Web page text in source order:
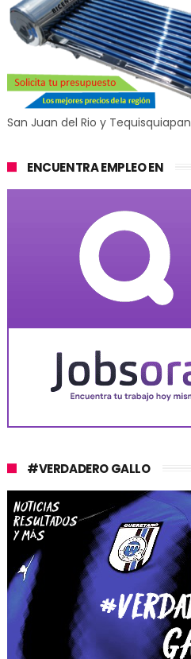
San Juan del Rio y Tequisquiapan
ENCUENTRA EMPLEO EN
#VERDADERO GALLO